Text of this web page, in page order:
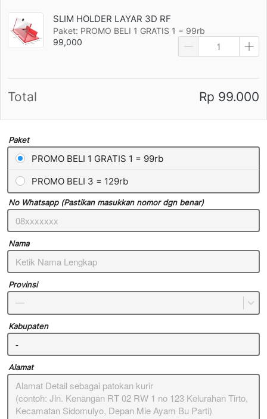
Paket
PROMO BELI 1 GRATIS 1 = 99rb
PROMO BELI 3 = 129rb
No Whatsapp (Pastikan masukkan nomor dgn benar)
Nama
Provinsi
—
Kabupaten
Alamat
SLIM HOLDER LAYAR 3D RF
Paket: PROMO BELI 1 GRATIS 1 = 99rb
99,000
Total Rp 99.000